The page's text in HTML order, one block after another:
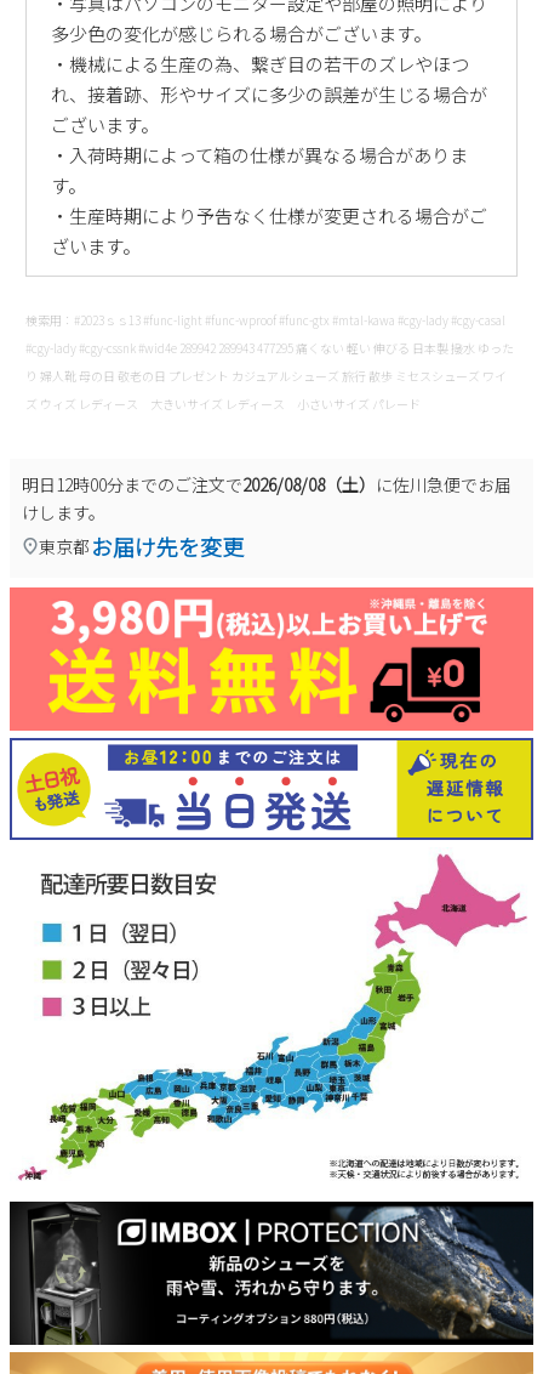
多少色の変化が感じられる場合がございます。
・機械による生産の為、繋ぎ目の若干のズレやほつ
れ、接着跡、形やサイズに多少の誤差が生じる場合が
ございます。
・入荷時期によって箱の仕様が異なる場合がありま
す。
・生産時期により予告なく仕様が変更される場合がご
ざいます。
検索用：#2023ｓｓ13 #func-light #func-wproof #func-gtx #mtal-kawa #cgy-lady #cgy-casal
#cgy-lady #cgy-cssnk #wid4e 289942 289943 477295 痛くない 軽い 伸びる 日本製 撥水 ゆった
り 婦人靴 母の日 敬老の日 プレゼント カジュアルシューズ 旅行 散歩 ミセスシューズ ワイ
ズ ウィズ レディース 大きいサイズ レディース 小さいサイズ パレード
明日12時00分までのご注文で2026/08/08（土） に佐川急便でお届
けします。
東京都 お届け先を変更